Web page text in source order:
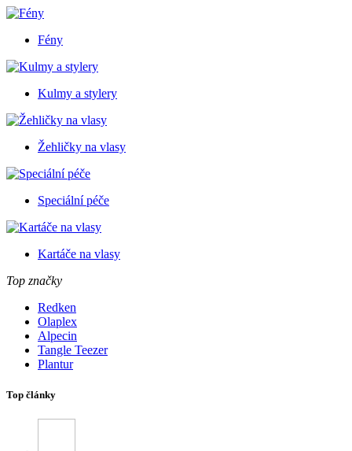
Fény
Kulmy a stylery
Žehličky na vlasy
Speciální péče
Kartáče na vlasy
Top značky
Redken
Olaplex
Alpecin
Tangle Teezer
Plantur
Top články